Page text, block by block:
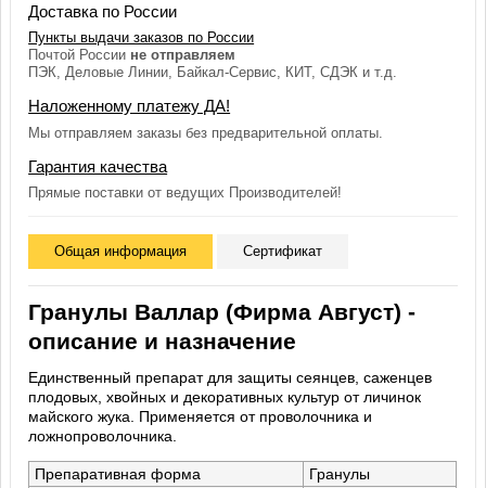
Доставка по России
Пункты выдачи заказов по России
Почтой России не отправляем
ПЭК, Деловые Линии, Байкал-Сервис, КИТ, СДЭК и т.д.
Наложенному платежу ДА!
Мы отправляем заказы без предварительной оплаты.
Гарантия качества
Прямые поставки от ведущих Производителей!
Общая информация Сертификат
Гранулы Валлар (Фирма Август) -
описание и назначение
Единственный препарат для защиты сеянцев, саженцев
плодовых, хвойных и декоративных культур от личинок
майского жука. Применяется от проволочника и
ложнопроволочника.
Препаративная форма
Гранулы